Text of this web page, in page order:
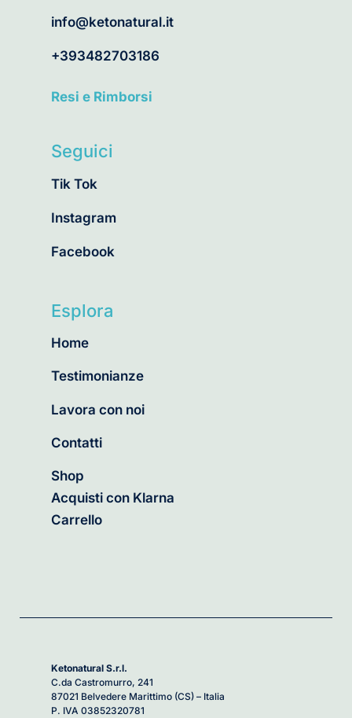
info@ketonatural.it
+393482703186
Resi e Rimborsi
Seguici
Tik Tok
Instagram
Facebook
Esplora
Home
Testimonianze
Lavora con noi
Contatti
Shop
Acquisti con Klarna
Carrello
Ketonatural S.r.l.
C.da Castromurro, 241
87021 Belvedere Marittimo (CS) – Italia
P. IVA 03852320781